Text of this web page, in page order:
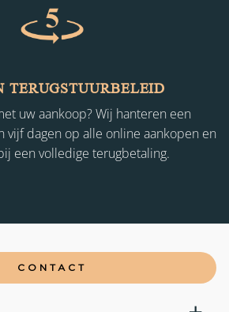
TERUGSTUURBELEID
uw aankoop? Wij hanteren een
vijf dagen op alle online aankopen en
een volledige terugbetaling.
CONTACT